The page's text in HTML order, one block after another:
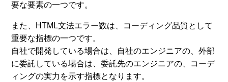
要な要素の一つです。
また、HTML文法エラー数は、コーディング品質として
重要な指標の一つです。
自社で開発している場合は、自社のエンジニアの、外部
に委託している場合は、委託先のエンジニアの、コーデ
ィングの実力を示す指標となります。